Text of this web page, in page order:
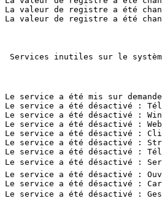
La valeur de registre a été
La valeur de registre a été
 Services inutiles sur le
Le service a été mis sur
Le service a été désactivé :
Le service a été désactivé :
Le service a été désactivé :
Le service a été désactivé :
Le service a été désactivé :
Le service a été désactivé :
Le service a été désactivé :
Le service a été désactivé :
Le service a été désactivé :
Le service a été désactivé :